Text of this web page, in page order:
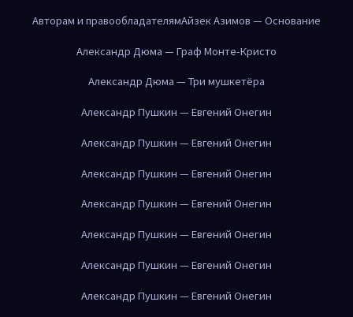
Авторам и правообладателямАйзек Азимов — Основание
Александр Дюма — Граф Монте-Кристо
Александр Дюма — Три мушкетёра
Александр Пушкин — Евгений Онегин
Александр Пушкин — Евгений Онегин
Александр Пушкин — Евгений Онегин
Александр Пушкин — Евгений Онегин
Александр Пушкин — Евгений Онегин
Александр Пушкин — Евгений Онегин
Александр Пушкин — Евгений Онегин